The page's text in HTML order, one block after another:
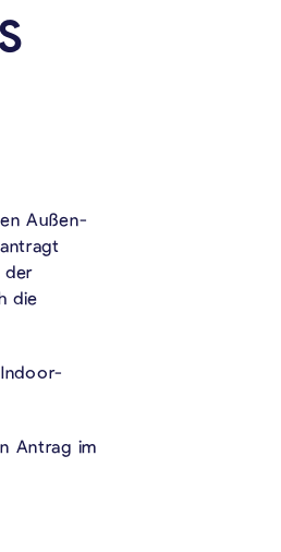
Außen-
der
die
Antrag im